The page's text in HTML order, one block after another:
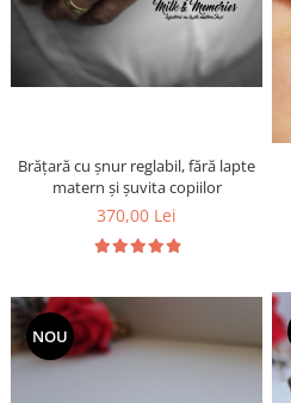
Brățară cu șnur reglabil, fără lapte
matern și șuvita copiilor
370,00 Lei
NOU